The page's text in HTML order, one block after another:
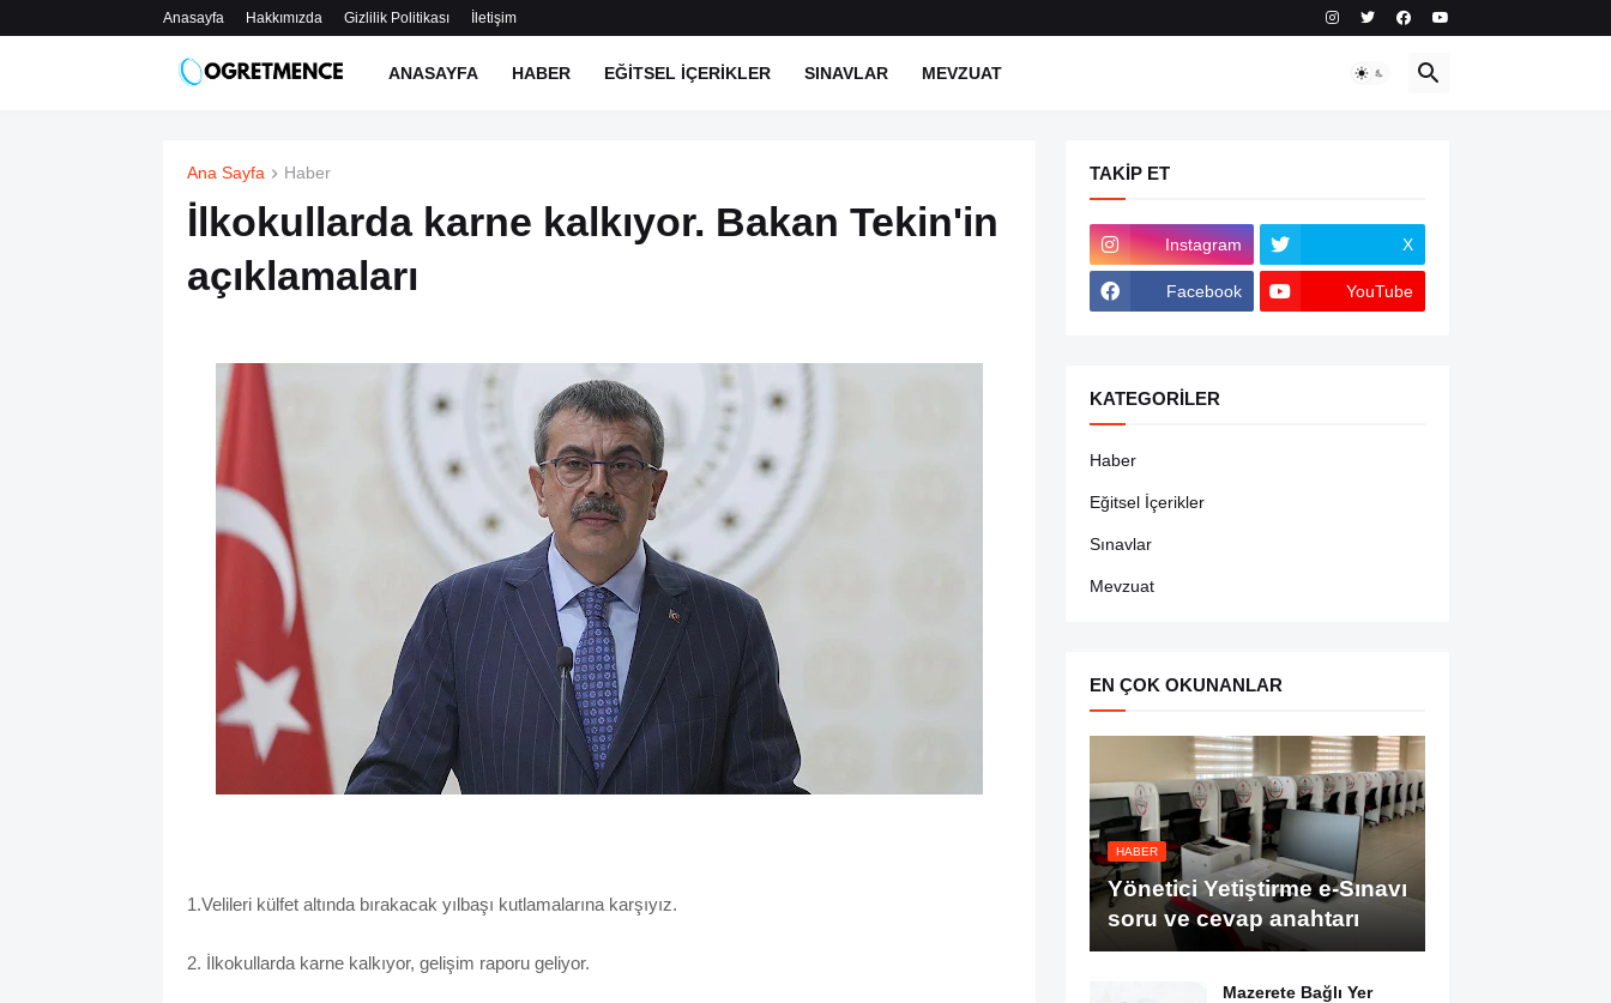
Anasayfa Hakkımızda Gizlilik Politikası İletişim
ANASAYFA HABER EĞITSEL İÇERIKLER SINAVLAR MEVZUAT
Ana Sayfa Haber
İlkokullarda karne kalkıyor. Bakan Tekin'in
açıklamaları
1.Velileri külfet altında bırakacak yılbaşı kutlamalarına karşıyız.
2. İlkokullarda karne kalkıyor, gelişim raporu geliyor.
TAKIP ET
Instagram X
Facebook YouTube
KATEGORILER
Haber
Eğitsel İçerikler
Sınavlar
Mevzuat
EN ÇOK OKUNANLAR
HABER
Yönetici Yetiştirme e-Sınavı
soru ve cevap anahtarı
Mazerete Bağlı Yer